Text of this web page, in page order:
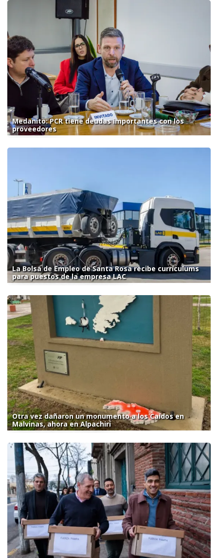
Medanito: PCR tiene deudas importantes con los
proveedores
La Bolsa de Empleo de Santa Rosa recibe currículums
para puestos de la empresa LAC
Otra vez dañaron un monumento a los Caídos en
Malvinas, ahora en Alpachiri